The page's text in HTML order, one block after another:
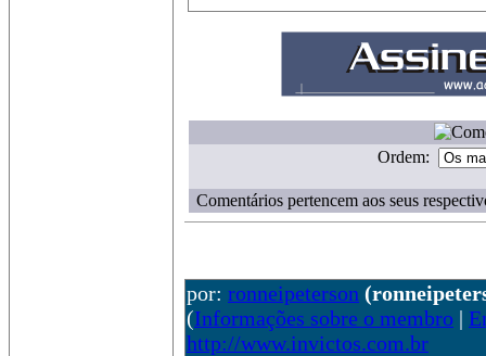
Ordem:
Comentários pertencem aos seus
por: ronneipeterson
(Informações sobre o membro |
http://www.invictos.com.br